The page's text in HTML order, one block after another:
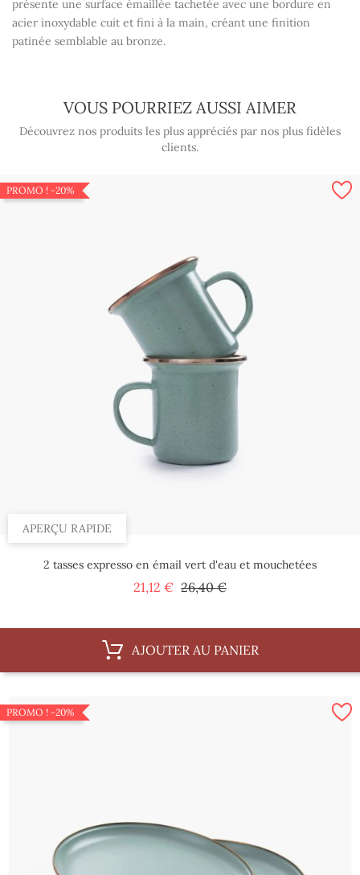
présente une surface émaillée tachetée avec une bordure en
acier inoxydable cuit et fini à la main, créant une finition
patinée semblable au bronze.
VOUS POURRIEZ AUSSI AIMER
Découvrez nos produits les plus appréciés par nos plus fidèles
clients.
APERÇU RAPIDE
PROMO ! -20%
2 tasses expresso en émail vert d'eau et mouchetées
21,12 € Prix
26,40 €Prix
AJOUTER AU PANIER
PROMO ! -20%